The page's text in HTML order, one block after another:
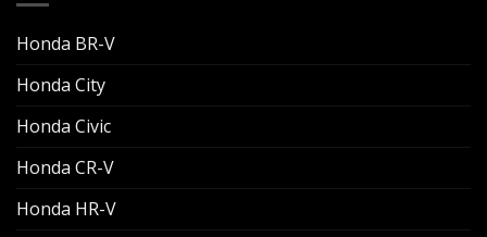
Honda BR-V
Honda City
Honda Civic
Honda CR-V
Honda HR-V